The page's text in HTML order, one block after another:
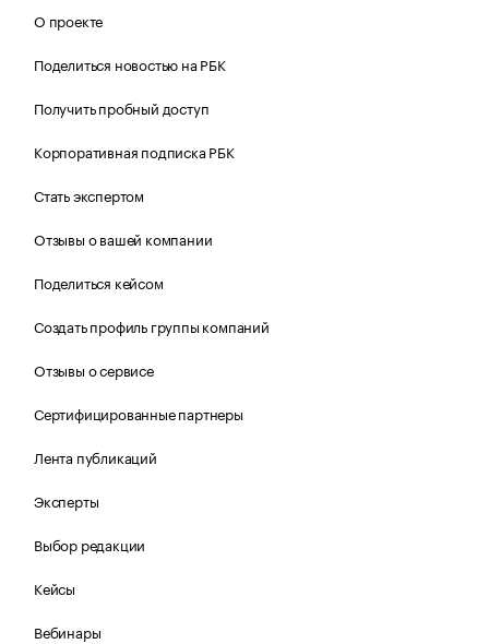
О проекте
Поделиться новостью на РБК
Получить пробный доступ
Корпоративная подписка РБК
Стать экспертом
Отзывы о вашей компании
Поделиться кейсом
Создать профиль группы компаний
Отзывы о сервисе
Сертифицированные партнеры
Лента публикаций
Эксперты
Выбор редакции
Кейсы
Вебинары